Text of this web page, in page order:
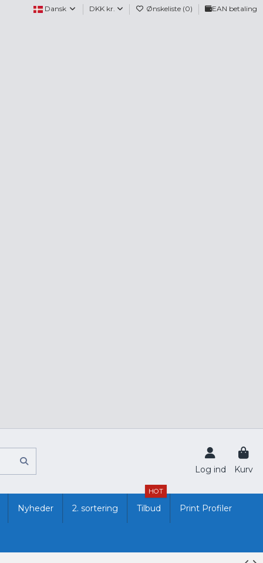
Dansk DKK kr. Ønskeliste (0) EAN betaling
Log ind Kurv
Nyheder 2. sortering Tilbud
HOT
Print Profiler